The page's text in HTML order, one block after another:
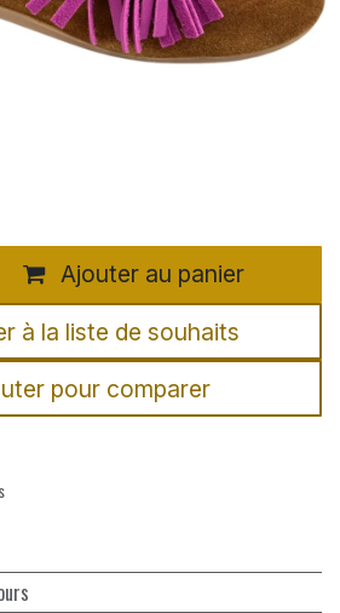
Ajouter au panier
pour comparer
à la liste de souhaits